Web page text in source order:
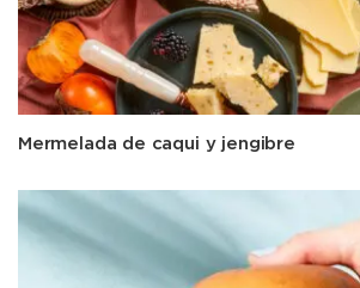
Mermelada de caqui y jengibre